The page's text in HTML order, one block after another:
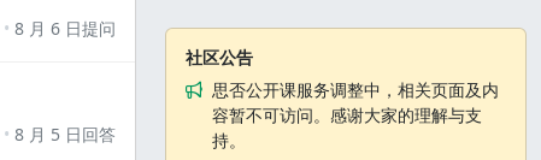
8 月 6 日提问
8 月 5 日回答
社区公告
思否公开课服务调整中，相关页面及内
容暂不可访问。感谢大家的理解与支
持。